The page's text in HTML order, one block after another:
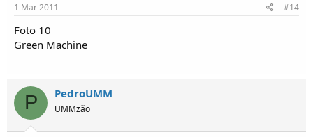
1 Mar 2011 #14
Foto 10
Green Machine
P PedroUMM
UMMzão